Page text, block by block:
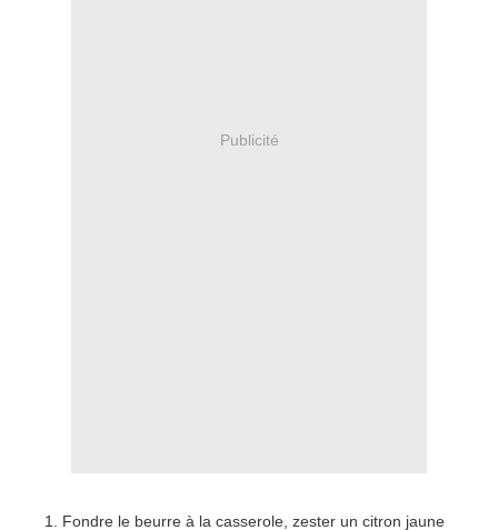
Publicité
Fondre le beurre à la casserole, zester un citron jaune